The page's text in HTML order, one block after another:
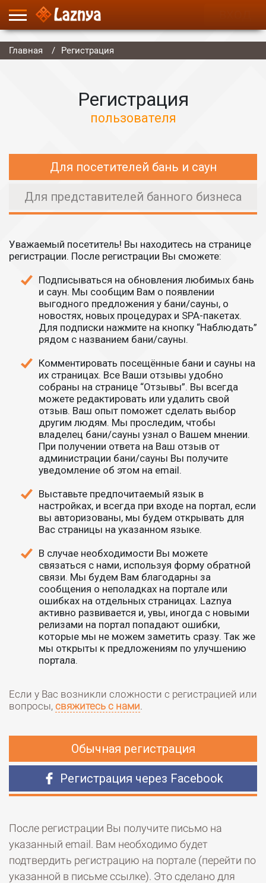
Главная Регистрация
Регистрация
пользователя
Для посетителей бань и саун
Для представителей банного бизнеса
Уважаемый посетитель! Вы находитесь на странице
регистрации. После регистрации Вы сможете:
Подписываться на обновления любимых бань
и саун. Мы сообщим Вам о появлении
выгодного предложения у бани/сауны, о
новостях, новых процедурах и SPA-пакетах.
Для подписки нажмите на кнопку “Наблюдать”
рядом с названием бани/сауны.
Комментировать посещённые бани и сауны на
их страницах. Все Ваши отзывы удобно
собраны на странице “Отзывы”. Вы всегда
можете редактировать или удалить свой
отзыв. Ваш опыт поможет сделать выбор
другим людям. Мы проследим, чтобы
владелец бани/сауны узнал о Вашем мнении.
При получении ответа на Ваш отзыв от
администрации бани/сауны Вы получите
уведомление об этом на email.
Выставьте предпочитаемый язык в
настройках, и всегда при входе на портал, если
вы авторизованы, мы будем открывать для
Вас страницы на указанном языке.
В случае необходимости Вы можете
связаться с нами, используя форму обратной
связи. Мы будем Вам благодарны за
сообщения о неполадках на портале или
ошибках на отдельных страницах. Laznya
активно развивается и, увы, иногда с новыми
релизами на портал попадают ошибки,
которые мы не можем заметить сразу. Так же
мы открыты к предложениям по улучшению
портала.
Если у Вас возникли сложности с регистрацией или
вопросы, свяжитесь с нами.
Обычная регистрация
Регистрация через Facebook
После регистрации Вы получите письмо на
указанный email. Вам необходимо будет
подтвердить регистрацию на портале (перейти по
указанной в письме ссылке). Это сделано для